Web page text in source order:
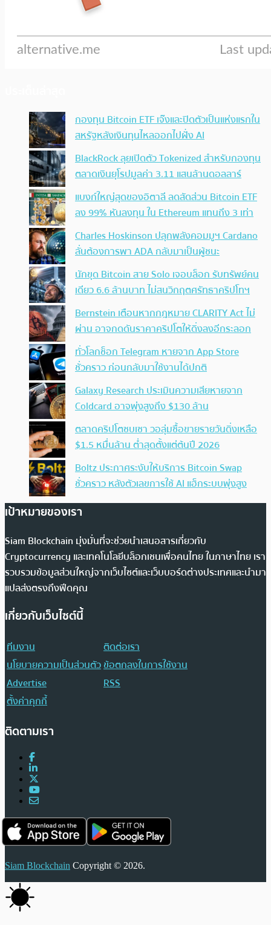
กองทุน Bitcoin ETF เจ๊งและปิดตัวเป็นแห่งแรกใน
สหรัฐหลังเงินทุนไหลออกไปฝั่ง AI
BlackRock ลุยเปิดตัว Tokenized สำหรับกองทุน
ตลาดเงินยุโรปมูลค่า 3.11 แสนล้านดอลลาร์
แบงก์ใหญ่สุดของอิตาลี ลดสัดส่วน Bitcoin ETF
ลง 99% หันลงทุน ใน Ethereum แทนถึง 3 เท่า
Charles Hoskinson ปลุกพลังคอมมูฯ Cardano
ลั่นต้องการพา ADA กลับมาเป็นผู้ชนะ
นักขุด Bitcoin สาย Solo เจอบล็อก รับทรัพย์คน
เดียว 6.6 ล้านบาท ไม่สนวิกฤตศรัทธาคริปโทฯ
Bernstein เตือนหากกฎหมาย CLARITY Act ไม่
ผ่าน อาจกดดันราคาคริปโตให้ดิ่งลงอีกระลอก
ทั่วโลกช็อก Telegram หายจาก App Store
ชั่วคราว ก่อนกลับมาใช้งานได้ปกติ
Galaxy Research ประเมินความเสียหายจาก
Coldcard อาจพุ่งสูงถึง $130 ล้าน
ตลาดคริปโตซบเซา วอลุ่มซื้อขายรายวันดิ่งเหลือ
$1.5 หมื่นล้าน ต่ำสุดตั้งแต่ต้นปี 2026
Boltz ประกาศระงับให้บริการ Bitcoin Swap
ชั่วคราว หลังตัวเลขการใช้ AI แฮ็กระบบพุ่งสูง
เป้าหมายของเรา
Siam Blockchain มุ่งมั่นที่จะช่วยนำเสนอสารเกี่ยวกับ
Cryptocurrency และเทคโนโลยีบล็อกเชนเพื่อคนไทย ในภาษาไทย เรา
รวบรวมข้อมูลส่วนใหญ่จากเว็บไซต์และเว็บบอร์ดต่างประเทศและนำมา
แปลส่งตรงถึงฟีดคุณ
เกี่ยวกับเว็บไซต์นี้
ทีมงาน
ติดต่อเรา
นโยบายความเป็นส่วนตัวข้อตกลงในการใช้งาน
Advertise
RSS
ตั้งค่าคุกกี้
ติดตามเรา
Siam Blockchain Copyright © 2026.